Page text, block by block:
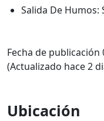
Salida De Humos:
Fecha de publicación
(Actualizado hace 2
Ubicación